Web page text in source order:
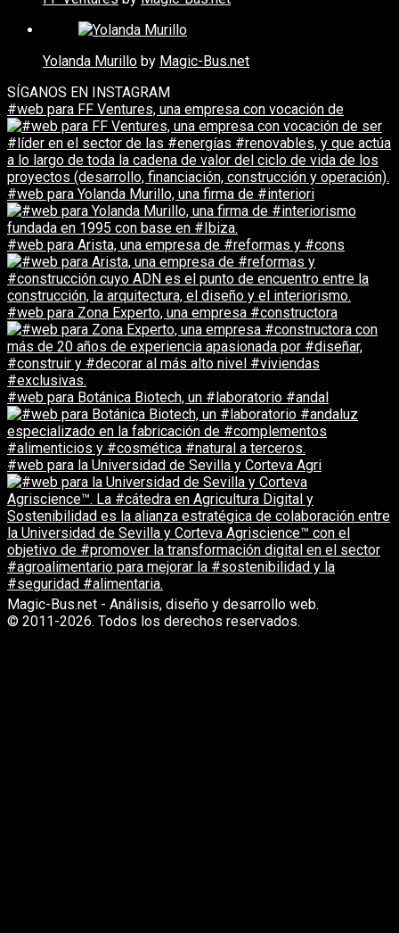
Yolanda Murillo by Magic-Bus.net
SÍGANOS EN INSTAGRAM
#web para FF Ventures, una empresa con vocación de
#web para Yolanda Murillo, una firma de #interiori
#web para Arista, una empresa de #reformas y #cons
#web para Zona Experto, una empresa #constructora
#web para Botánica Biotech, un #laboratorio #andal
#web para la Universidad de Sevilla y Corteva Agri
Magic-Bus.net - Análisis, diseño y desarrollo web.
© 2011-2026. Todos los derechos reservados.